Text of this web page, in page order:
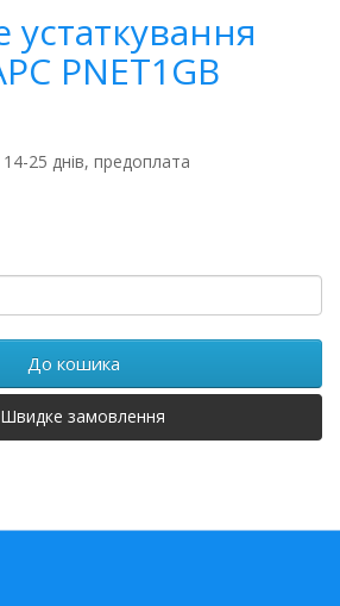
устаткування
PNET1GB
25 днів, предоплата
До кошика
Швидке замовлення